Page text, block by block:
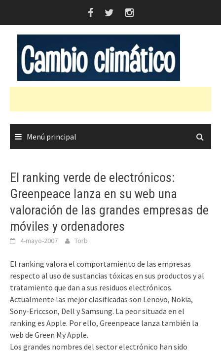
Menú principal
El ranking verde de electrónicos:
Greenpeace lanza en su web una
valoración de las grandes empresas de
móviles y ordenadores
4-mayo-2007 Torb
El ranking valora el comportamiento de las empresas
respecto al uso de sustancias tóxicas en sus productos y al
tratamiento que dan a sus residuos electrónicos.
Actualmente las mejor clasificadas son Lenovo, Nokia,
Sony-Ericcson, Dell y Samsung. La peor situada en el
ranking es Apple. Por ello, Greenpeace lanza también la
web de Green My Apple.
Los grandes nombres del sector electrónico han sido